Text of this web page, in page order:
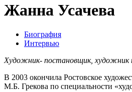
Жанна Усачева
Биография
Интервью
Художник- постановщик, художник
В 2003 окончила Ростовское
М.Б. Грекова по специальности